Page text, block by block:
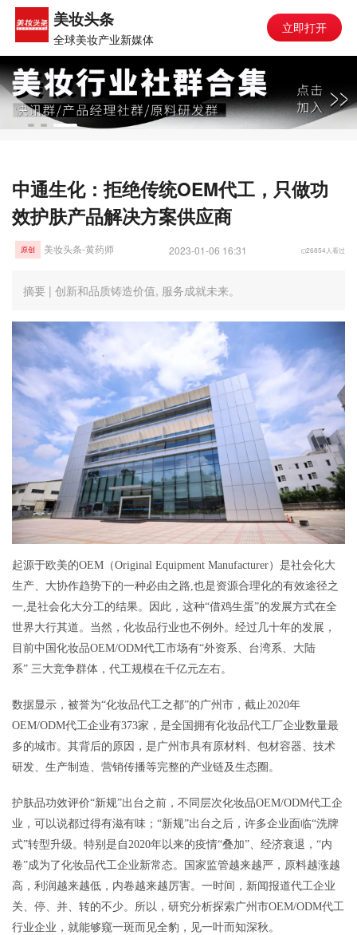
美妆头条
全球美妆产业新媒体
立即打开
中通生化：拒绝传统OEM代工，只做功
效护肤产品解决方案供应商
原创 美妆头条-黄药师 2023-01-06 16:31 26854人看过
摘要 | 创新和品质铸造价值, 服务成就未来。
起源于欧美的OEM（Original Equipment Manufacturer）是社会化大
生产、大协作趋势下的一种必由之路,也是资源合理化的有效途径之
一,是社会化大分工的结果。因此，这种“借鸡生蛋”的发展方式在全
世界大行其道。当然，化妆品行业也不例外。经过几十年的发展，
目前中国化妆品OEM/ODM代工市场有“外资系、台湾系、大陆
系” 三大竞争群体，代工规模在千亿元左右。
数据显示，被誉为“化妆品代工之都”的广州市，截止2020年
OEM/ODM代工企业有373家，是全国拥有化妆品代工厂企业数量最
多的城市。其背后的原因，是广州市具有原材料、包材容器、技术
研发、生产制造、营销传播等完整的产业链及生态圈。
护肤品功效评价“新规”出台之前，不同层次化妆品OEM/ODM代工企
业，可以说都过得有滋有味；“新规”出台之后，许多企业面临“洗牌
式”转型升级。特别是自2020年以来的疫情“叠加”、经济衰退，“内
卷”成为了化妆品代工企业新常态。国家监管越来越严，原料越涨越
高，利润越来越低，内卷越来越厉害。一时间，新闻报道代工企业
关、停、并、转的不少。所以，研究分析探索广州市OEM/ODM代工
行业企业，就能够窥一斑而见全豹，见一叶而知深秋。